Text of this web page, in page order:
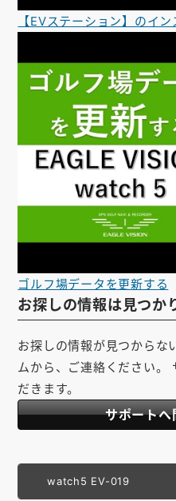
【EVステーション】のイ
ゴルフ場データを更新する
お探しの情報は見つか
お探しの情報が見つからな
ムから、ご連絡ください。
だきます。
サポートへ
watch5 EV-019